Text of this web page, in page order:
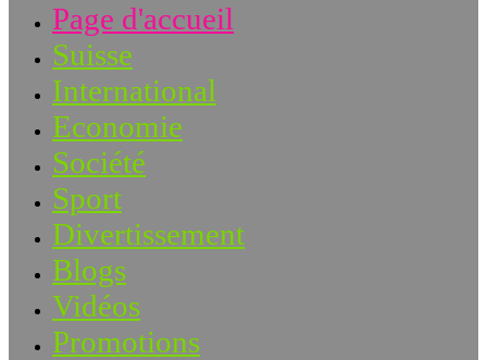
Page d'accueil
Suisse
International
Economie
Société
Sport
Divertissement
Blogs
Vidéos
Promotions